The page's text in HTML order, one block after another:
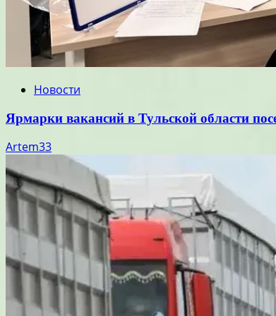
Новости
Ярмарки вакансий в Тульской области
Artem33